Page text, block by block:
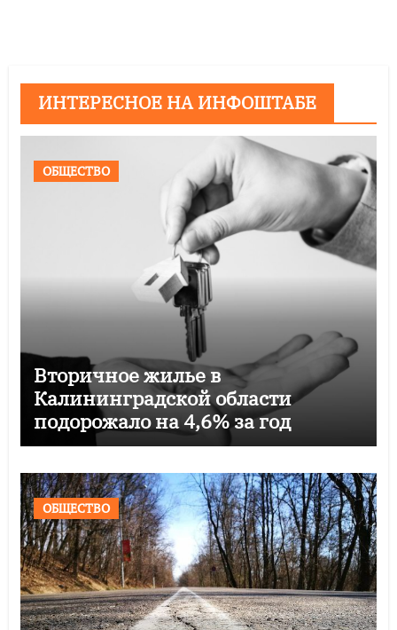
ИНТЕРЕСНОЕ НА ИНФОШТАБЕ
ОБЩЕСТВО
Вторичное жилье в
Калининградской области
подорожало на 4,6% за год
ОБЩЕСТВО